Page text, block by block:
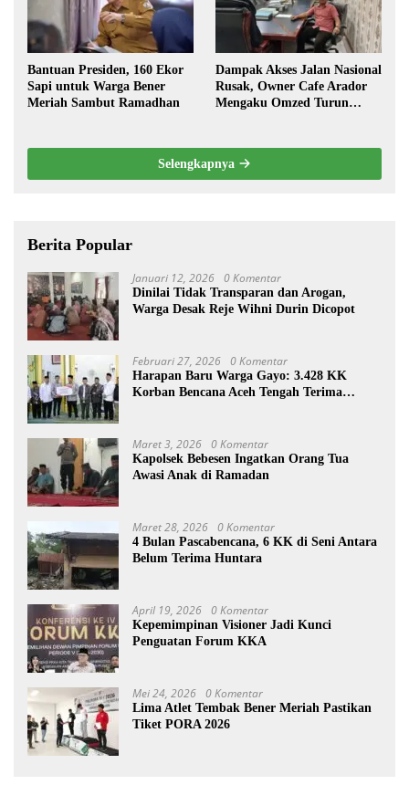
Bantuan Presiden, 160 Ekor
Sapi untuk Warga Bener
Meriah Sambut Ramadhan
Dampak Akses Jalan Nasional
Rusak, Owner Cafe Arador
Mengaku Omzed Turun
Selengkapnya
Berita Popular
Januari 12, 2026 0 Komentar
Dinilai Tidak Transparan dan Arogan,
Warga Desak Reje Wihni Durin Dicopot
Februari 27, 2026 0 Komentar
Harapan Baru Warga Gayo: 3.428 KK
Korban Bencana Aceh Tengah Terima
Maret 3, 2026 0 Komentar
Kapolsek Bebesen Ingatkan Orang Tua
Awasi Anak di Ramadan
Maret 28, 2026 0 Komentar
4 Bulan Pascabencana, 6 KK di Seni Antara
Belum Terima Huntara
April 19, 2026 0 Komentar
Kepemimpinan Visioner Jadi Kunci
Penguatan Forum KKA
Mei 24, 2026 0 Komentar
Lima Atlet Tembak Bener Meriah Pastikan
Tiket PORA 2026